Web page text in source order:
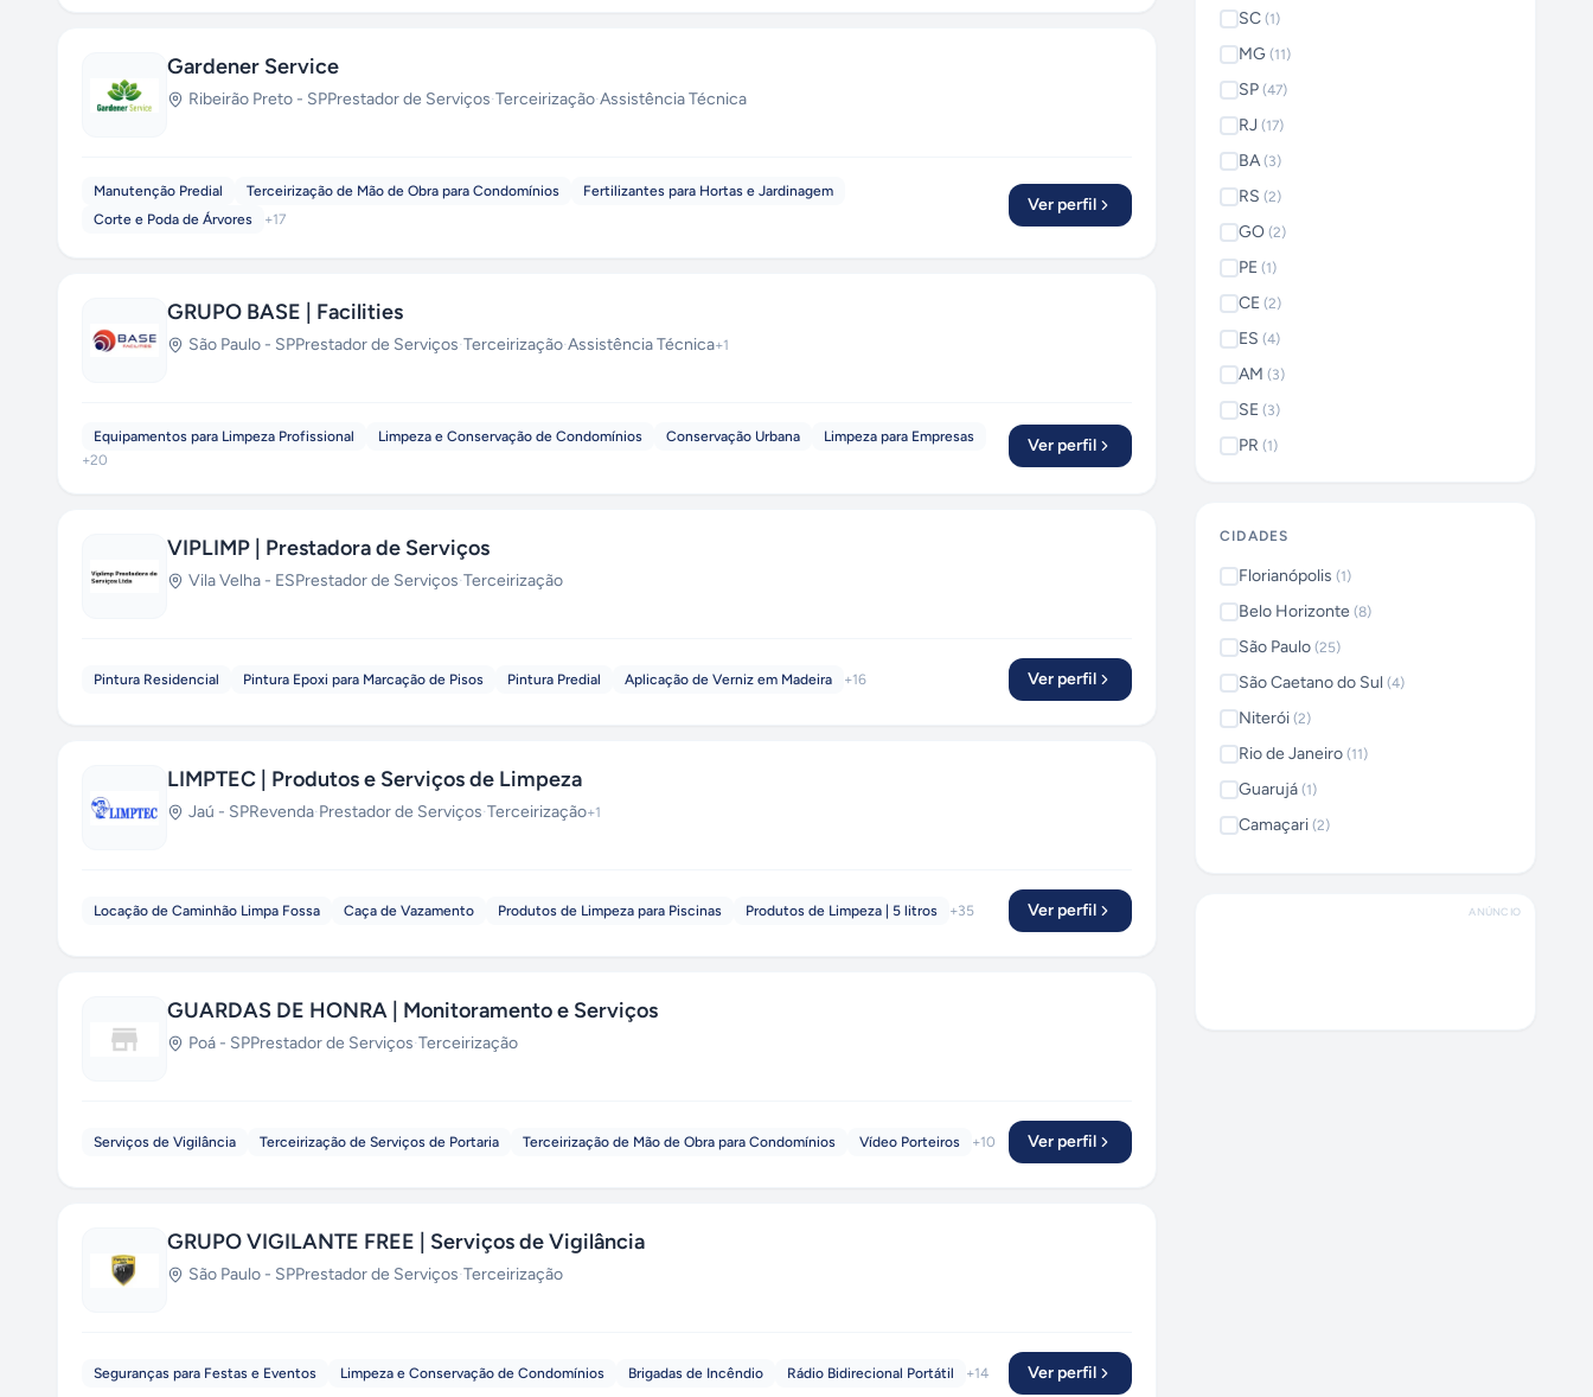
Gardener Service
Ribeirão Preto - SPPrestador de Serviços·Terceirização·Assistência Técnica
Manutenção Predial Terceirização de Mão de Obra para Condomínios
Fertilizantes para Hortas e Jardinagem
Corte e Poda de Árvores
+17
Ver perfil
GRUPO BASE | Facilities
São Paulo - SPPrestador de Serviços·Terceirização·Assistência Técnica+1
Equipamentos para Limpeza Profissional Limpeza e Conservação de Condomínios Conservação Urbana
Limpeza para Empresas
+20
Ver perfil
VIPLIMP | Prestadora de Serviços
Vila Velha - ESPrestador de Serviços·Terceirização
Pintura Residencial Pintura Epoxi para Marcação de Pisos Pintura Predial Aplicação de Verniz em Madeira +16 Ver perfil
LIMPTEC | Produtos e Serviços de Limpeza
Jaú - SPRevenda·Prestador de Serviços·Terceirização+1
Locação de Caminhão Limpa Fossa Caça de Vazamento Produtos de Limpeza para Piscinas Produtos de Limpeza | 5 litros +35 Ver perfil
GUARDAS DE HONRA | Monitoramento e Serviços
Poá - SPPrestador de Serviços·Terceirização
Serviços de Vigilância Terceirização de Serviços de Portaria Terceirização de Mão de Obra para Condomínios Vídeo Porteiros +10 Ver perfil
GRUPO VIGILANTE FREE | Serviços de Vigilância
São Paulo - SPPrestador de Serviços·Terceirização
Seguranças para Festas e Eventos Limpeza e Conservação de Condomínios Brigadas de Incêndio Rádio Bidirecional Portátil +14 Ver perfil
SC (1)
MG (11)
SP (47)
RJ (17)
BA (3)
RS (2)
GO (2)
PE (1)
CE (2)
ES (4)
AM (3)
SE (3)
PR (1)
CIDADES
Florianópolis (1)
Belo Horizonte (8)
São Paulo (25)
São Caetano do Sul (4)
Niterói (2)
Rio de Janeiro (11)
Guarujá (1)
Camaçari (2)
ANÚNCIO